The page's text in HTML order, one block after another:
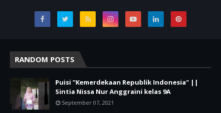
RANDOM POSTS
Puisi "Kemerdekaan Republik Indonesia" ||
Sintia Nissa Nur Anggraini kelas 9A
September 07, 2021